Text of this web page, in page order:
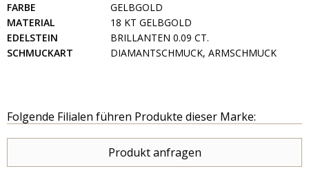
FARBE
GELBGOLD
MATERIAL
18 KT GELBGOLD
EDELSTEIN
BRILLANTEN 0.09 CT.
SCHMUCKART
DIAMANTSCHMUCK, ARMSCHMUCK
Folgende Filialen führen Produkte dieser Marke:
Produkt anfragen